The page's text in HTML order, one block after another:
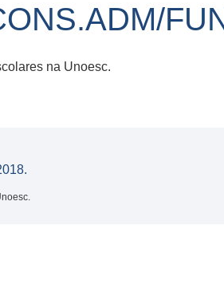
na Unoesc.